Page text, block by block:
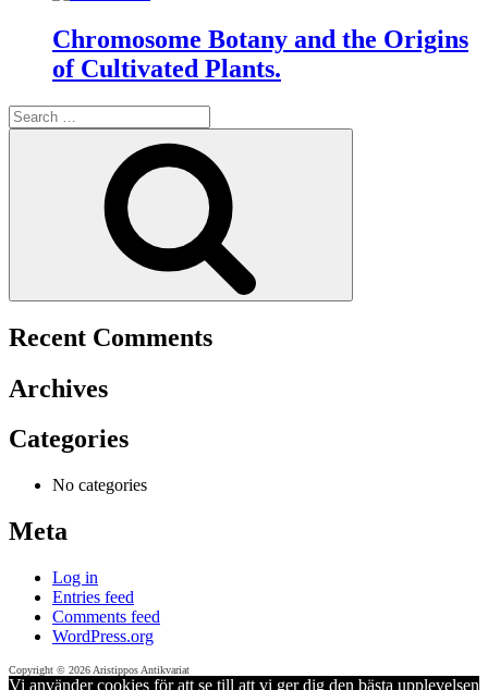
Chromosome Botany and the Origins
of Cultivated Plants.
Search
for:
Recent Comments
Archives
Categories
No categories
Meta
Log in
Entries feed
Comments feed
WordPress.org
Copyright © 2026 Aristippos Antikvariat
Vi använder cookies för att se till att vi ger dig den bästa upplevelsen